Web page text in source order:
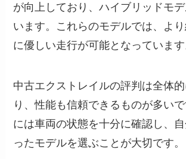
が向上しており、ハイブリッドモ
います。これらのモデルでは、よ
に優しい走行が可能となっています
中古エクストレイルの評判は全体
り、性能も信頼できるものが多い
には車両の状態を十分に確認し、
ったモデルを選ぶことが大切です。